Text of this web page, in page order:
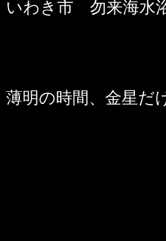
いわき市 勿来海水
薄明の時間、金星だ